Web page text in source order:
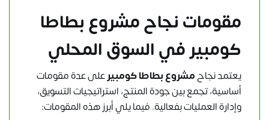
مقومات نجاح مشروع بطاطا
كومبير في السوق المحلي
يعتمد نجاحمشروع بطاطا كومبيرعلى عدة مقومات
أساسية، تجمع بين جودة المنتج، استراتيجيات التسويق،
وإدارة العمليات بفعالية. فيما يلي أبرز هذه المقومات: